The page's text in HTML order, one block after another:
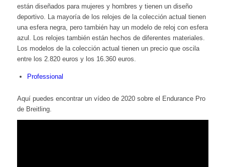
están diseñados para mujeres y hombres y tienen un diseño
deportivo. La mayoría de los relojes de la colección actual tienen
una esfera negra, pero también hay un modelo de reloj con esfera
azul. Los relojes también están hechos de diferentes materiales.
Los modelos de la colección actual tienen un precio que oscila
entre los 2.820 euros y los 16.360 euros.
Professional
Aquí puedes encontrar un vídeo de 2020 sobre el Endurance Pro
de Breitling.